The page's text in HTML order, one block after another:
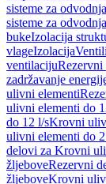
sisteme za
sisteme za
bukeIzolacija
vlageIzolacija
ventilaciju
zadržavanje
ulivni elementi
ulivni elementi do
do 12 l/sKrovni
ulivni elementi do
delovi za Krovni
žljeboveRezervni
žljeboveKrovni